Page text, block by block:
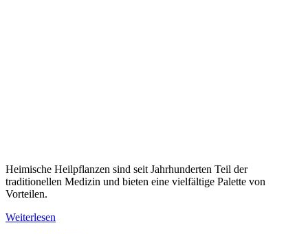
Heimische Heilpflanzen sind seit Jahrhunderten Teil der
traditionellen Medizin und bieten eine vielfältige Palette von
Vorteilen.
Weiterlesen